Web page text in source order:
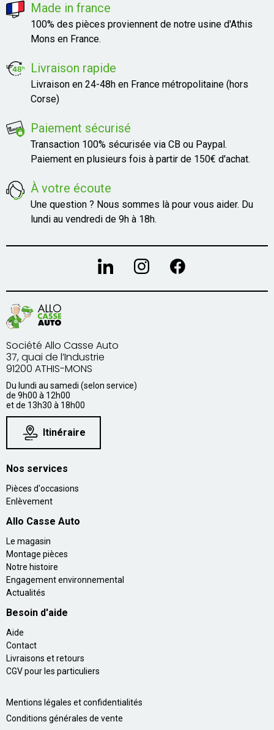
Made in france
100% des pièces proviennent de notre usine d'Athis
Mons en France.
Livraison rapide
Livraison en 24-48h en France métropolitaine (hors
Corse)
Paiement sécurisé
Transaction 100% sécurisée via CB ou Paypal.
Paiement en plusieurs fois à partir de 150€ d'achat.
À votre écoute
Une question ? Nous sommes là pour vous aider. Du
lundi au vendredi de 9h à 18h.
Société Allo Casse Auto
37, quai de l’Industrie
91200 ATHIS-MONS
Du lundi au samedi (selon service)
de 9h00 à 12h00
et de 13h30 à 18h00
Itinéraire
Nos services
Pièces d'occasions
Enlèvement
Allo Casse Auto
Le magasin
Montage pièces
Notre histoire
Engagement environnemental
Actualités
Besoin d'aide
Aide
Contact
Livraisons et retours
CGV pour les particuliers
Mentions légales et confidentialités
Conditions générales de vente